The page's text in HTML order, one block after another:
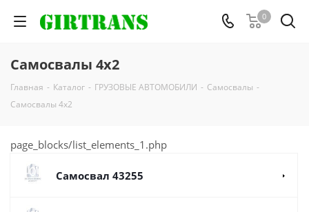
0
Самосвалы 4х2
Главная - Каталог - ГРУЗОВЫЕ АВТОМОБИЛИ - Самосвалы -
Самосвалы 4х2
page_blocks/list_elements_1.php
Самосвал 43255